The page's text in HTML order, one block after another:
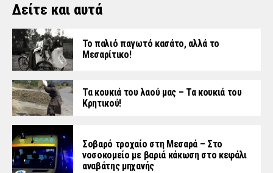
Δείτε και αυτά
Το παλιό παγωτό κασάτο, αλλά το
Μεσαρίτικο!
Τα κουκιά του λαού μας – Τα κουκιά του
Κρητικού!
Σοβαρό τροχαίο στη Μεσαρά – Στο
νοσοκομείο με βαριά κάκωση στο κεφάλι
αναβάτης μηχανής